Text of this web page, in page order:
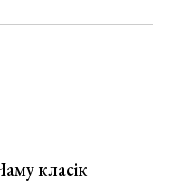
класік